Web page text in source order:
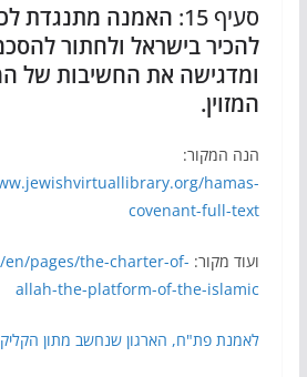
סעיף 15:
האמנה מתנגדת
להכיר בישראל ולחתור
ומדגישה את החשיבות של
המזוין.
הנה המקור:
hamas-
covenant-full-text
ועוד מקור: pages/the-charter-of-
allah-the-platform-of-the-islamic
לאמנת פת"ח, הארגון שנחשב מתון